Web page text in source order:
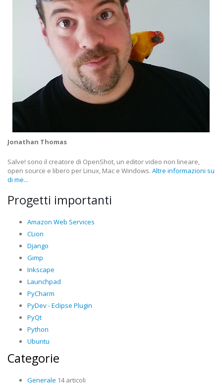
Jonathan Thomas
Salve! sono il creatore di OpenShot, un editor video non lineare,
open source e libero per Linux, Mac e Windows. Altre informazioni su
di me...
Progetti importanti
Amazon Web Services
CLion
Django
Gimp
Inkscape
Launchpad
PyCharm
PyDev - Eclipse Plugin
PyQt
Python
Ubuntu
Categorie
Generale 14 articoli